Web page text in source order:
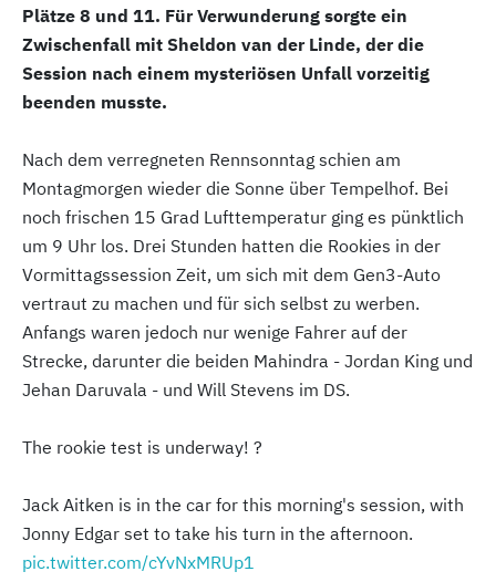
Plätze 8 und 11. Für Verwunderung sorgte ein
Zwischenfall mit Sheldon van der Linde, der die
Session nach einem mysteriösen Unfall vorzeitig
beenden musste.
Nach dem verregneten Rennsonntag schien am
Montagmorgen wieder die Sonne über Tempelhof. Bei
noch frischen 15 Grad Lufttemperatur ging es pünktlich
um 9 Uhr los. Drei Stunden hatten die Rookies in der
Vormittagssession Zeit, um sich mit dem Gen3-Auto
vertraut zu machen und für sich selbst zu werben.
Anfangs waren jedoch nur wenige Fahrer auf der
Strecke, darunter die beiden Mahindra - Jordan King und
Jehan Daruvala - und Will Stevens im DS.
The rookie test is underway! ?
Jack Aitken is in the car for this morning's session, with
Jonny Edgar set to take his turn in the afternoon.
pic.twitter.com/cYvNxMRUp1